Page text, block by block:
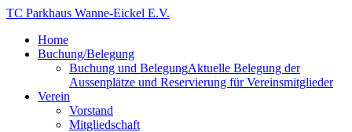
TC Parkhaus Wanne-Eickel E.V.
Home
Buchung/Belegung
Buchung und BelegungAktuelle Belegung der
Aussenplätze und Reservierung für Vereinsmitglieder
Verein
Vorstand
Mitgliedschaft